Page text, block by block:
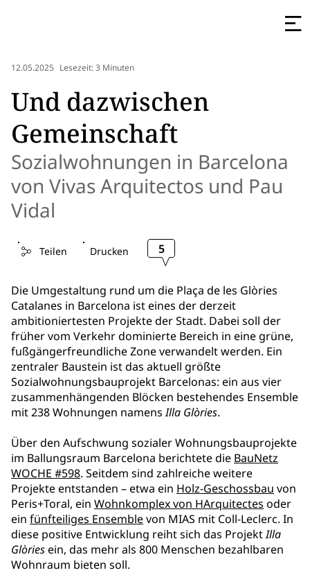
12.05.2025 Lesezeit: 3 Minuten
Und dazwischen
Gemeinschaft
Sozialwohnungen in Barcelona
von Vivas Arquitectos und Pau
Vidal
Teilen Drucken 5
Die Umgestaltung rund um die Plaça de les Glòries
Catalanes in Barcelona ist eines der derzeit
ambitioniertesten Projekte der Stadt. Dabei soll der
früher vom Verkehr dominierte Bereich in eine grüne,
fußgängerfreundliche Zone verwandelt werden. Ein
zentraler Baustein ist das aktuell größte
Sozialwohnungsbauprojekt Barcelonas: ein aus vier
zusammenhängenden Blöcken bestehendes Ensemble
mit 238 Wohnungen namensIlla Glòries.
Über den Aufschwung sozialer Wohnungsbauprojekte
im Ballungsraum Barcelona berichtete die BauNetz
WOCHE #598. Seitdem sind zahlreiche weitere
Projekte entstanden – etwa ein Holz-Geschossbau von
Peris+Toral, ein Wohnkomplex von HArquitectes oder
ein fünfteiliges Ensemblevon MIAS mit Coll-Leclerc. In
diese positive Entwicklung reiht sich das ProjektIlla
Glòriesein, das mehr als 800 Menschen bezahlbaren
Wohnraum bieten soll.